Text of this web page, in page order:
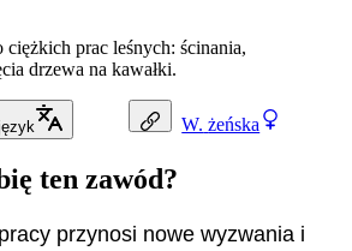
W. żeńska
ciężkich prac leśnych: ścinania,
drzewa na kawałki.
ten zawód?
przynosi nowe wyzwania i